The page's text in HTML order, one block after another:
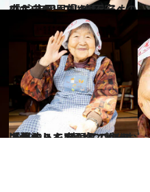
2023.10.1
「ポジティブは鍛えるもの」 吉岡里帆の“不安への立ち向かい方”
カルチャー
2023.2.4
「どうして寂しくても一人暮らしを 続けているのですか？」102歳、哲代おばあちゃんの弱気の虫の退治法
カルチャー